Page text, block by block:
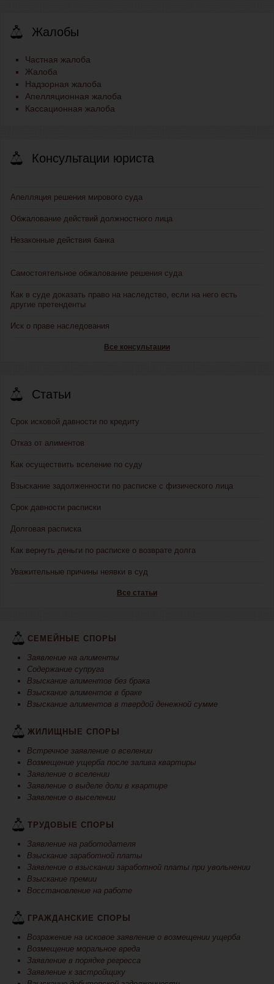
Жалобы
Частная жалоба
Жалоба
Надзорная жалоба
Апелляционная жалоба
Кассационная жалоба
Консультации юриста
Апелляция решения мирового суда
Обжалование действий должностного лица
Незаконные действия банка
Самостоятельное обжалование решения суда
Как в суде доказать право на наследство, если на него есть
другие претенденты
Иск о праве наследования
Все консультации
Статьи
Срок исковой давности по кредиту
Отказ от алиментов
Как осуществить вселение по суду
Взыскание задолженности по расписке с физического лица
Срок давности расписки
Долговая расписка
Как вернуть деньги по расписке о возврате долга
Уважительные причины неявки в суд
Все статьи
СЕМЕЙНЫЕ СПОРЫ
Заявление на алименты
Содержание супруга
Взыскание алиментов без брака
Взыскание алиментов в браке
Взыскание алиментов в твердой денежной сумме
ЖИЛИЩНЫЕ СПОРЫ
Встречное заявление о вселении
Возмещение ущерба после залива квартиры
Заявление о вселении
Заявление о выделе доли в квартире
Заявление о выселении
ТРУДОВЫЕ СПОРЫ
Заявление на работодателя
Взыскание заработной платы
Заявление о взыскании заработной платы при увольнении
Взыскание премии
Восстановление на работе
ГРАЖДАНСКИЕ СПОРЫ
Возражение на исковое заявление о возмещении ущерба
Возмещение моральное вреда
Заявление в порядке регресса
Заявление к застройщику